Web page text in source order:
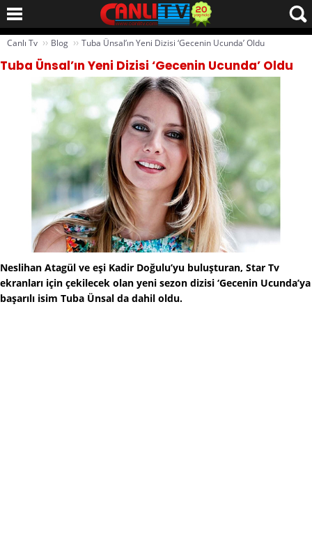
Canlı Tv ›› Blog ›› Tuba Ünsal’ın Yeni Dizisi ‘Gecenin Ucunda’ Oldu
Tuba Ünsal’ın Yeni Dizisi ‘Gecenin Ucunda’ Oldu
Neslihan Atagül ve eşi Kadir Doğulu’yu buluşturan, Star Tv
ekranları için çekilecek olan yeni sezon dizisi ‘Gecenin Ucunda’ya
başarılı isim Tuba Ünsal da dahil oldu.